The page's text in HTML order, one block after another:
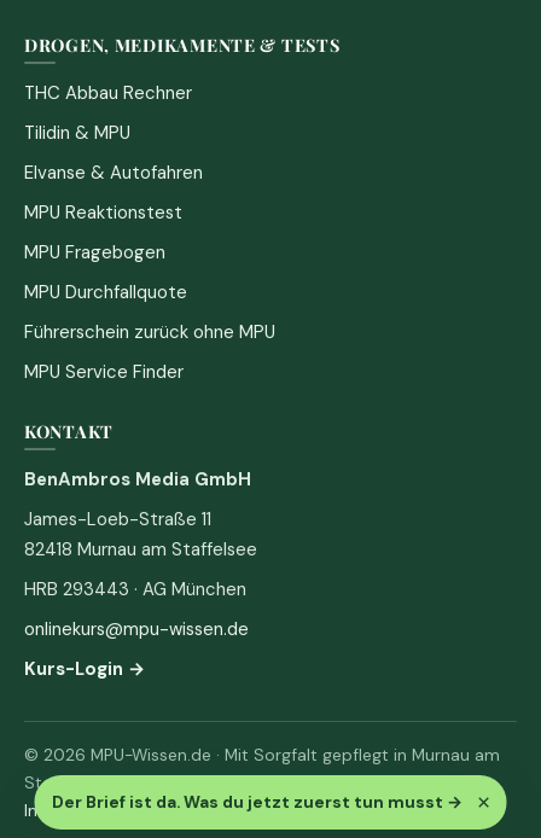
Der Brief ist da. Was du jetzt zuerst tun musst → ×
DROGEN, MEDIKAMENTE & TESTS
THC Abbau Rechner
Tilidin & MPU
Elvanse & Autofahren
MPU Reaktionstest
MPU Fragebogen
MPU Durchfallquote
Führerschein zurück ohne MPU
MPU Service Finder
KONTAKT
BenAmbros Media GmbH
James-Loeb-Straße 11
82418 Murnau am Staffelsee
HRB 293443 · AG München
onlinekurs@mpu-wissen.de
Kurs-Login →
© 2026 MPU-Wissen.de · Mit Sorgfalt gepflegt in Murnau am
Staffelsee
Impressum· Datenschutz & AGB